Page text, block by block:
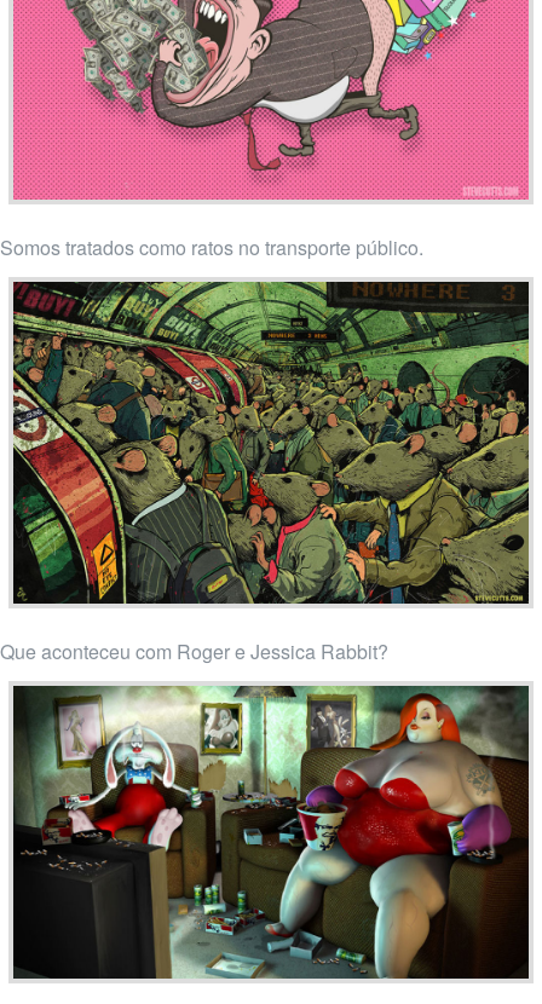
Somos tratados como ratos no transporte público.
Que aconteceu com Roger e Jessica Rabbit?